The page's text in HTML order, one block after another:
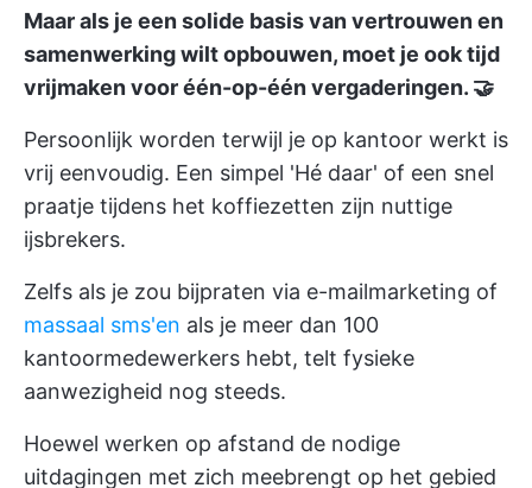
Maar als je een solide basis van vertrouwen en
samenwerking wilt opbouwen, moet je ook tijd
vrijmaken voor één-op-één vergaderingen. 🤝
Persoonlijk worden terwijl je op kantoor werkt is
vrij eenvoudig. Een simpel 'Hé daar' of een snel
praatje tijdens het koffiezetten zijn nuttige
ijsbrekers.
Zelfs als je zou bijpraten via e-mailmarketing of
massaal sms'en als je meer dan 100
kantoormedewerkers hebt, telt fysieke
aanwezigheid nog steeds.
Hoewel werken op afstand de nodige
uitdagingen met zich meebrengt op het gebied